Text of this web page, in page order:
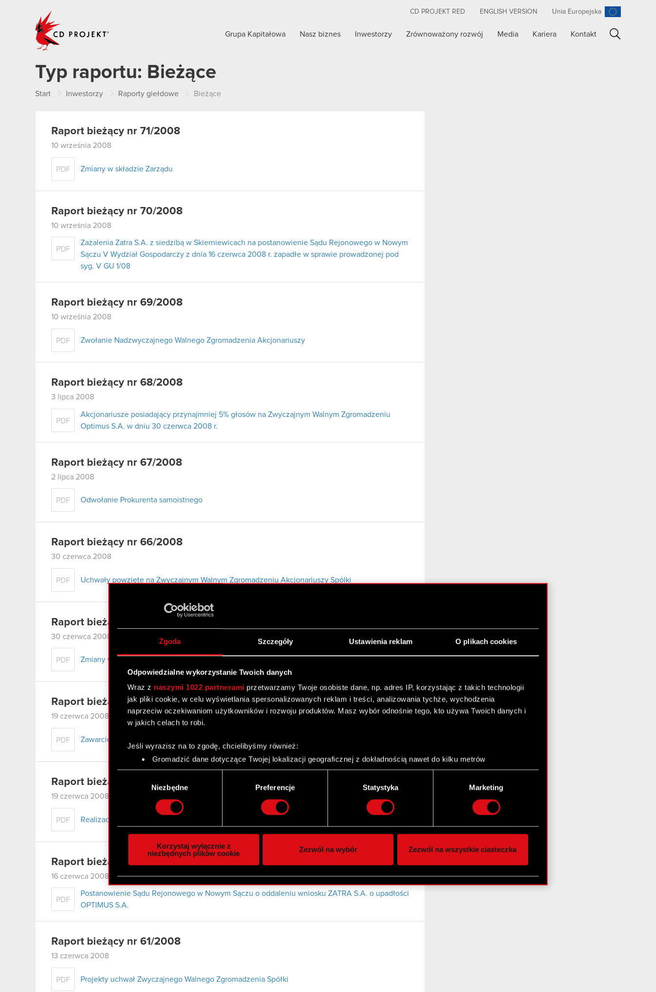
Zgoda Szczegóły Ustawienia reklam O plikach cookies
Odpowiedzialne wykorzystanie Twoich danych
Wraz z naszymi 1022 partnerami przetwarzamy Twoje osobiste dane, np. adres IP, korzystając z takich technologii
jak pliki cookie, w celu wyświetlania spersonalizowanych reklam i treści, analizowania tychże, wychodzenia
naprzeciw oczekiwaniom użytkowników i rozwoju produktów. Masz wybór odnośnie tego, kto używa Twoich danych i
w jakich celach to robi.
Jeśli wyrazisz na to zgodę, chcielibyśmy również:
Gromadzić dane dotyczące Twojej lokalizacji geograficznej z dokładnością nawet do kilku metrów
Identyfikować Twoje urządzenie, aktywnie analizując charakteryzującego je zbiory danych (fingerprinting,
Dowiedz się więcej odnośnie tego, jak Twoje osobiste dane są przetwarzane oraz ustaw własne preferencje w
szczegółów . W Deklaracji plików cookie możesz zmienić lub wycofać swoją zgodę w dowolnej chwili.
Wykorzystujemy pliki cookie do spersonalizowania treści i reklam, aby oferować funkcje społecznościowe i
społecznościowym, reklamowym i analitycznym. Partnerzy mogą połączyć te informacje z innymi danymi
otrzymanymi od Ciebie lub uzyskanymi podczas korzystania z ich usług. Kontynuując korzystanie z naszej witryny,
zgadasz się na używanie plików cookie.
Niezbędne Preferencje Statystyka Marketing
Korzystaj wyłącznie z
niezbędnych plików cookie
Zezwól na wybór Zezwól na wszystkie ciasteczka
CD PROJEKT RED ENGLISH VERSION Unia Europejska
Grupa Kapitałowa Nasz biznes Inwestorzy Zrównoważony rozwój Media Kariera Kontakt
Typ raportu: Bieżące
Start Inwestorzy Raporty giełdowe Bieżące
Raport bieżący nr 71/2008
10 września 2008
PDF Zmiany w składzie Zarządu
Raport bieżący nr 70/2008
10 września 2008
PDF
Zażalenia Zatra S.A. z siedzibą w Skierniewicach na postanowienie Sądu Rejonowego w Nowym
Sączu V Wydział Gospodarczy z dnia 16 czerwca 2008 r. zapadłe w sprawie prowadzonej pod
syg. V GU 1/08
Raport bieżący nr 69/2008
10 września 2008
PDF Zwołanie Nadzwyczajnego Walnego Zgromadzenia Akcjonariuszy
Raport bieżący nr 68/2008
3 lipca 2008
PDF
Akcjonariusze posiadający przynajmniej 5% głosów na Zwyczajnym Walnym Zgromadzeniu
Optimus S.A. w dniu 30 czerwca 2008 r.
Raport bieżący nr 67/2008
2 lipca 2008
PDF Odwołanie Prokurenta samoistnego
Raport bieżący nr 66/2008
30 czerwca 2008
PDF Uchwały powzięte na Zwyczajnym Walnym Zgromadzeniu Akcjonariuszy Spólki
Raport bieżący nr 65/2008
30 czerwca 2008
PDF Zmiany w składzie Zarządu
Raport bieżący nr 64/2008
19 czerwca 2008
PDF Zawarcie znaczącej umowy
Raport bieżący nr 63/2008
19 czerwca 2008
PDF Realizacja postanowień umowy strategicznej w części korporacyjnej
Raport bieżący nr 62/2008
16 czerwca 2008
PDF
Postanowienie Sądu Rejonowego w Nowym Sączu o oddaleniu wniosku ZATRA S.A. o upadłości
OPTIMUS S.A.
Raport bieżący nr 61/2008
13 czerwca 2008
PDF Projekty uchwał Zwyczajnego Walnego Zgromadzenia Spółki